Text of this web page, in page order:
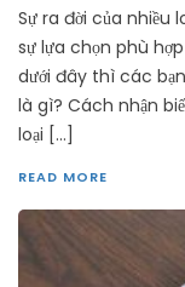
Sự ra đời của nhiều
sự lựa chọn phù
dưới đây thì các
là gì? Cách nhận
loại […]
READ MORE